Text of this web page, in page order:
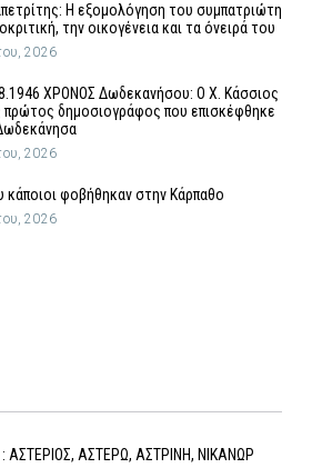
Η εξομολόγηση του συμπατριώτη
την οικογένεια και τα όνειρά του
2026
ΧΡΟΝΟΣ Δωδεκανήσου: Ο Χ. Κάσσιος
δημοσιογράφος που επισκέφθηκε
2026
κάποιοι φοβήθηκαν στην Κάρπαθο
2026
ΑΣΤΕΡΩ, ΑΣΤΡΙΝΗ, ΝΙΚΑΝΩΡ